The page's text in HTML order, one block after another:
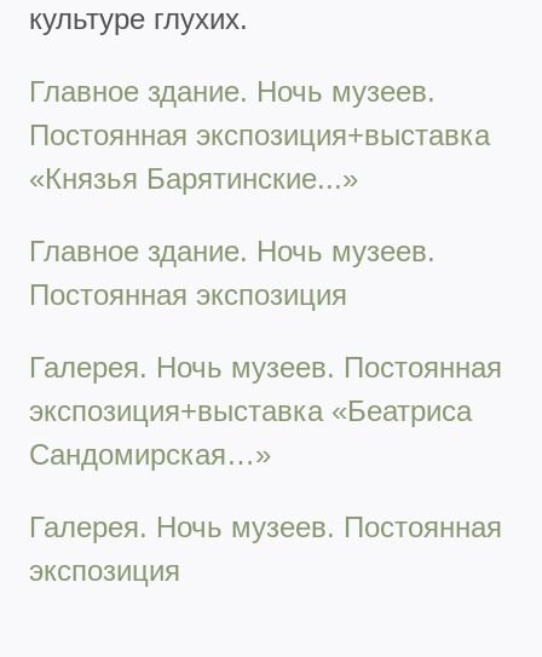
культуре глухих.
Главное здание. Ночь музеев.
Постоянная экспозиция+выставка
«Князья Барятинские...»
Главное здание. Ночь музеев.
Постоянная экспозиция
Галерея. Ночь музеев. Постоянная
экспозиция+выставка «Беатриса
Сандомирская…»
Галерея. Ночь музеев. Постоянная
экспозиция